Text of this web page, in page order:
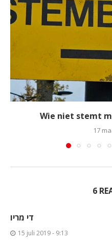
Wie niet stemt
17
6
די מריו
15 juli 2019 - 9:13